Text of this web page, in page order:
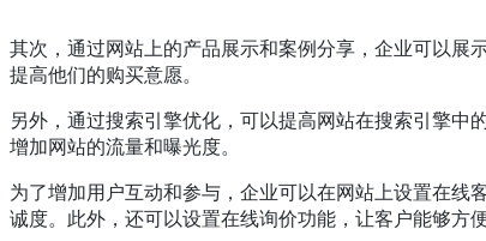
其次，通过网站上的产品展示和案例分享，企业可以展
提高他们的购买意愿。
另外，通过搜索引擎优化，可以提高网站在搜索引擎中
增加网站的流量和曝光度。
为了增加用户互动和参与，企业可以在网站上设置在线
诚度。此外，还可以设置在线询价功能，让客户能够方